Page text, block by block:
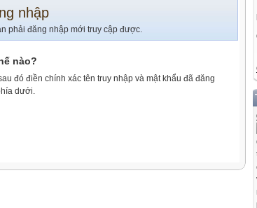
nhập
phải đăng nhập mới truy cập được.
nào?
đó điền chính xác tên truy nhập và mật khẩu đã đăng
dưới.